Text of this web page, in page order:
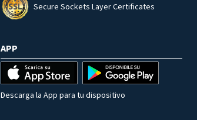
Secure Sockets Layer Certificates
APP
Descarga la App para tu dispositivo